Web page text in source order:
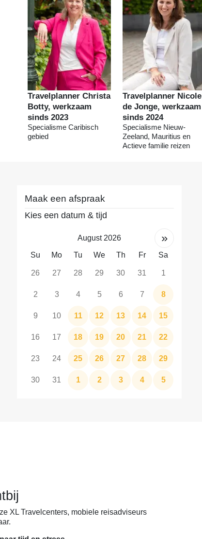
Travelplanner Christa
Botty, werkzaam
sinds 2023
Specialisme Caribisch
gebied
Travelplanner Nicole
de Jonge, werkzaam
sinds 2024
Specialisme Nieuw-
Zeeland, Mauritius en
Actieve familie reizen
Maak een afspraak
Kies een datum & tijd
August 2026 »
Su Mo Tu We Th Fr Sa
26 27 28 29 30 31 1
2 3 4 5 6 7 8
9 10 11 12 13 14 15
16 17 18 19 20 21 22
23 24 25 26 27 28 29
30 31 1 2 3 4 5
XL Travelcenters, mobiele reisadviseurs